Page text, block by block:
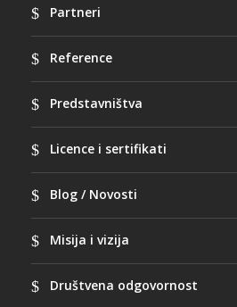
Partneri
Reference
Predstavništva
Licence i sertifikati
Blog / Novosti
Misija i vizija
Društvena odgovornost